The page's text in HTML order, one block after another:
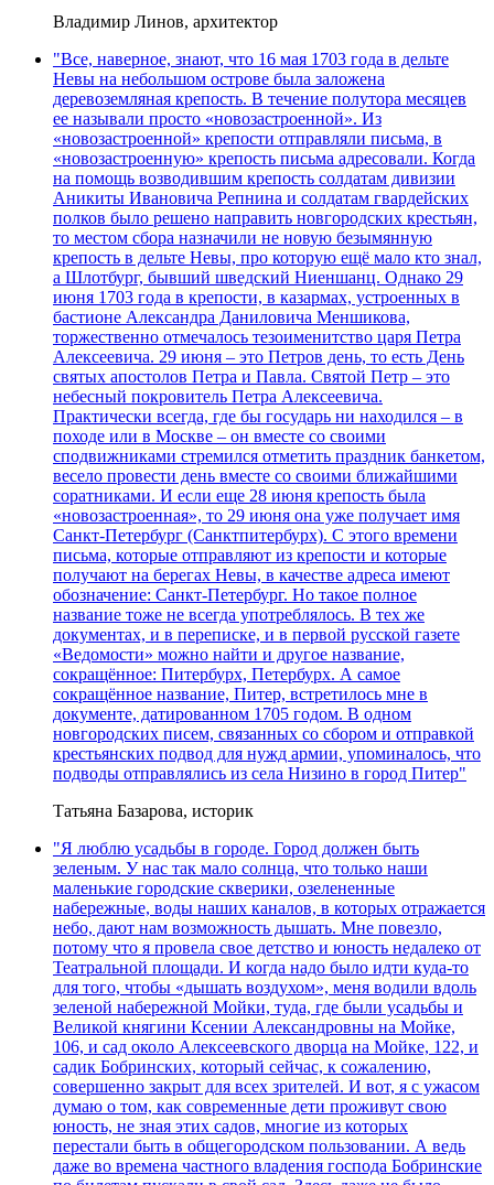
Владимир Линов, архитектор
"Все, наверное, знают, что 16 мая 1703 года в дельте
Невы на небольшом острове была заложена
деревоземляная крепость. В течение полутора месяцев
ее называли просто «новозастроенной». Из
«новозастроенной» крепости отправляли письма, в
«новозастроенную» крепость письма адресовали. Когда
на помощь возводившим крепость солдатам дивизии
Аникиты Ивановича Репнина и солдатам гвардейских
полков было решено направить новгородских крестьян,
то местом сбора назначили не новую безымянную
крепость в дельте Невы, про которую ещё мало кто знал,
а Шлотбург, бывший шведский Ниеншанц. Однако 29
июня 1703 года в крепости, в казармах, устроенных в
бастионе Александра Даниловича Меншикова,
торжественно отмечалось тезоименитство царя Петра
Алексеевича. 29 июня – это Петров день, то есть День
святых апостолов Петра и Павла. Святой Петр – это
небесный покровитель Петра Алексеевича.
Практически всегда, где бы государь ни находился – в
походе или в Москве – он вместе со своими
сподвижниками стремился отметить праздник банкетом,
весело провести день вместе со своими ближайшими
соратниками. И если еще 28 июня крепость была
«новозастроенная», то 29 июня она уже получает имя
Санкт-Петербург (Санктпитербурх). С этого времени
письма, которые отправляют из крепости и которые
получают на берегах Невы, в качестве адреса имеют
обозначение: Санкт-Петербург. Но такое полное
название тоже не всегда употреблялось. В тех же
документах, и в переписке, и в первой русской газете
«Ведомости» можно найти и другое название,
сокращённое: Питербурх, Петербурх. А самое
сокращённое название, Питер, встретилось мне в
документе, датированном 1705 годом. В одном
новгородских писем, связанных со сбором и отправкой
крестьянских подвод для нужд армии, упоминалось, что
подводы отправлялись из села Низино в город Питер"
Татьяна Базарова, историк
"Я люблю усадьбы в городе. Город должен быть
зеленым. У нас так мало солнца, что только наши
маленькие городские скверики, озелененные
набережные, воды наших каналов, в которых отражается
небо, дают нам возможность дышать. Мне повезло,
потому что я провела свое детство и юность недалеко от
Театральной площади. И когда надо было идти куда-то
для того, чтобы «дышать воздухом», меня водили вдоль
зеленой набережной Мойки, туда, где были усадьбы и
Великой княгини Ксении Александровны на Мойке,
106, и сад около Алексеевского дворца на Мойке, 122, и
садик Бобринских, который сейчас, к сожалению,
совершенно закрыт для всех зрителей. И вот, я с ужасом
думаю о том, как современные дети проживут свою
юность, не зная этих садов, многие из которых
перестали быть в общегородском пользовании. А ведь
даже во времена частного владения господа Бобринские